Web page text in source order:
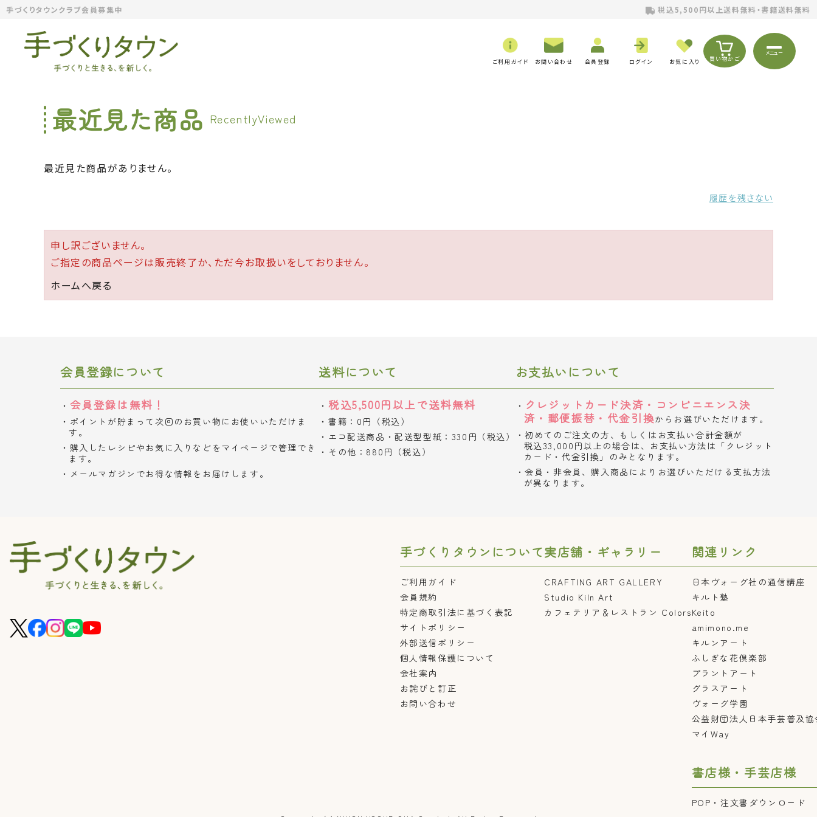
手づくりタウンクラブ会員募集中 税込5,500円以上送料無料・書籍送料無料
ご利用ガイド お問い合わせ 会員登録 ログイン お気に入り 買い物かご
メニュー
最近見た商品
最近見た商品がありません。
履歴を残さない
申し訳ございません。
ご指定の商品ページは販売終了か、ただ今お取扱いをしておりません。
ホームへ戻る
会員登録について
会員登録は無料！
ポイントが貯まって次回のお買い物にお使いいただけま
す。
購入したレシピやお気に入りなどをマイページで管理でき
ます。
メールマガジンでお得な情報をお届けします。
送料について
税込5,500円以上で送料無料
書籍：0円（税込）
エコ配送商品・配送型型紙：330円（税込）
その他：880円（税込）
お支払いについて
クレジットカード決済・コンビニエンス決
済・郵便振替・代金引換からお選びいただけます。
初めてのご注文の方、もしくはお支払い合計金額が
税込33,000円以上の場合は、お支払い方法は「クレジット
カード・代金引換」のみとなります。
会員・非会員、購入商品によりお選びいただける支払方法
が異なります。
手づくりタウンについて
ご利用ガイド
会員規約
特定商取引法に基づく表記
サイトポリシー
外部送信ポリシー
個人情報保護について
会社案内
お詫びと訂正
お問い合わせ
実店舗・ギャラリー
CRAFTING ART GALLERY
Studio Kiln Art
カフェテリア＆レストラン Colors
関連リンク
日本ヴォーグ社の通信講座
キルト塾
Keito
amimono.me
キルンアート
ふしぎな花倶楽部
プラントアート
グラスアート
ヴォーグ学園
公益財団法人日本手芸普及協
マイWay
書店様・手芸店様
POP・注文書ダウンロード